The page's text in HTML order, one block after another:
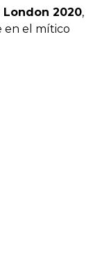
2020,
en el mítico